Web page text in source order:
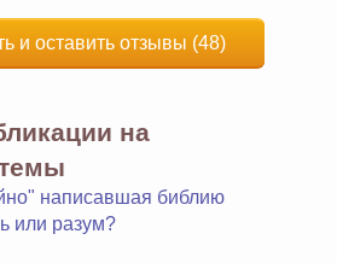
и оставить отзывы (48)
на
написавшая библию
или разум?